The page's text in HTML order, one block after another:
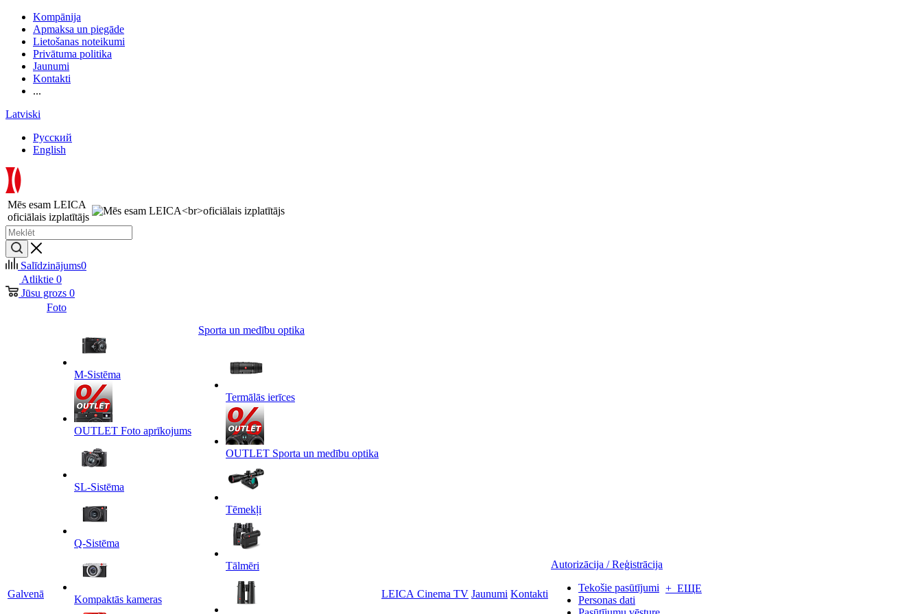
Kompānija
Apmaksa un piegāde
Lietošanas noteikumi
Privātuma politika
Jaunumi
Kontakti
...
Latviski
Русский
English
Mēs esam LEICA
oficiālais izplatītājs
Salīdzinājums0
Atliktie 0
Jūsu grozs 0
Galvenā
Foto
M-Sistēma
OUTLET Foto aprīkojums
SL-Sistēma
Q-Sistēma
Kompaktās kameras
Sporta un medību optika
Termālās ierīces
OUTLET Sporta un medību optika
Tēmekļi
Tālmēri
LEICA Cinema TV Jaunumi Kontakti
Autorizācija / Reģistrācija
Tekošie pasūtījumi
Personas dati
+ ЕЩЕ